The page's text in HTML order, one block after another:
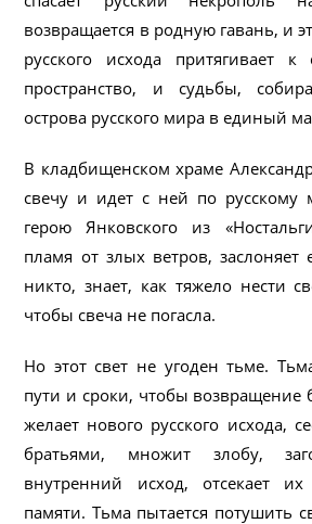
возвращается в родную гавань, и
русского исхода притягивает
пространство, и судьбы,
острова русского мира в единый
В кладбищенском храме
свечу и идет с ней по
герою Янковского из
пламя от злых ветров, заслоняет
никто, знает, как тяжело нести
чтобы свеча не погасла.
Но этот свет не угоден тьме.
пути и сроки, чтобы возвращение
желает нового русского исхода,
братьями, множит злобу,
внутренний исход, отсекает
памяти. Тьма пытается потушить